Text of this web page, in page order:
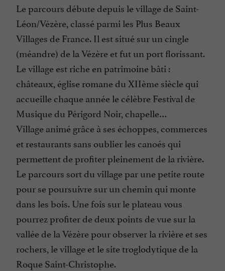
Le parcours débute depuis le village de Saint-
Léon/Vézère, classé parmi les Plus Beaux
Villages de France. Il est situé sur un cingle
(méandre) de la Vézère et fut un port florissant.
Le village est riche en patrimoine bâti :
châteaux, église romane du XIIème siècle qui
accueille chaque année le célèbre Festival de
Musique du Périgord Noir, chapelle…
Village animé grâce à ses échoppes, commerces
et restaurants sans oublier les canoés qui
permettent de profiter pleinement de la rivière.
Le parcours sort du village par une petite route
pour se poursuivre sur un chemin qui monte
dans les bois. Une fois sur le plateau vous
pourrez profiter de deux points de vue sur la
vallée de la Vézère pour observer la rivière et ses
rochers, le village et le site troglodytique de la
Roque Saint-Christophe.